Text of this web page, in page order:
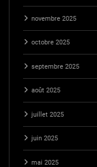
novembre 2025
octobre 2025
septembre 2025
août 2025
juillet 2025
juin 2025
mai 2025